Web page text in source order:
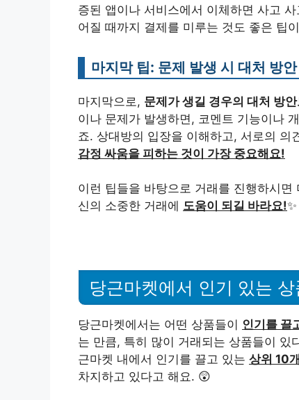
증된 앱이나 서비스에서 이체하면 사고
어질 때까지 결제를 미루는 것도 좋은 팁
마지막 팁: 문제 발생 시 대처 방안
마지막으로, 문제가 생길 경우의 대처 방
이나 문제가 발생하면, 코멘트 기능이나
죠. 상대방의 입장을 이해하고, 서로의 의
감정 싸움을 피하는 것이 가장 중요해요!
이런 팁들을 바탕으로 거래를 진행하시면
신의 소중한 거래에 도움이 되길 바라요!✨
당근마켓에서 인기 있는 상
당근마켓에서는 어떤 상품들이 인기를 끌
는 만큼, 특히 많이 거래되는 상품들이
근마켓 내에서 인기를 끌고 있는 상위 10
차지하고 있다고 해요. 😲